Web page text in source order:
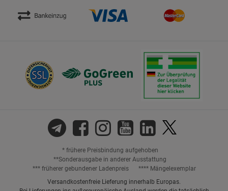
* frühere Preisbindung aufgehoben
**Sonderausgabe in anderer Ausstattung
*** früherer gebundener Ladenpreis
**** Mängelexemplar
Versandkostenfreie Lieferung innerhalb Europas.